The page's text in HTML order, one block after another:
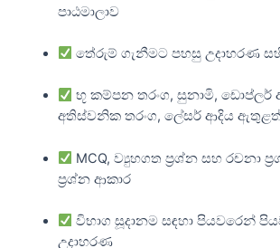
පාඨමාලාව
තේරුම් ගැනීමට පහසු උදාහරණ
භූ කම්පන තරංග, සුනාමි,
අතිස්වනික තරංග, ලේසර් ආදිය ඇතුළත්
MCQ, ව්‍යුහගත ප්‍රශ්න සහ රචනා
ප්‍රශ්න ආකාර
විභාග සූදානම සඳහා පියවරෙන්
උදාහරණ